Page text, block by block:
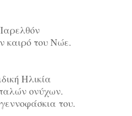
καιρό του Νώε.
Ηλικία
ονύχων.
του.